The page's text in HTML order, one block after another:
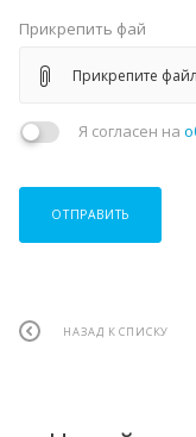
Прикрепить фай
Прикрепите файл
Я согласен на
ОТПРАВИТЬ
НАЗАД К СПИСКУ